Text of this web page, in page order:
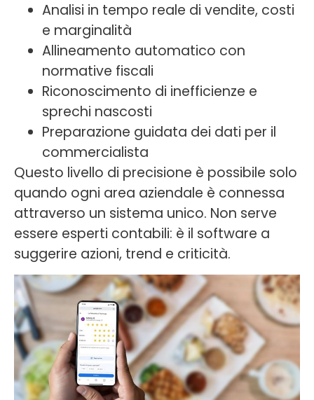
Analisi in tempo reale di vendite, costi
e marginalità
Allineamento automatico con
normative fiscali
Riconoscimento di inefficienze e
sprechi nascosti
Preparazione guidata dei dati per il
commercialista
Questo livello di precisione è possibile solo
quando ogni area aziendale è connessa
attraverso un sistema unico. Non serve
essere esperti contabili: è il software a
suggerire azioni, trend e criticità.